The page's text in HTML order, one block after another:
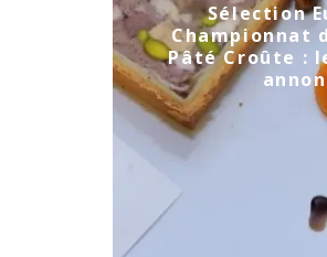
Sélection
Championnat
Pâté Croûte :